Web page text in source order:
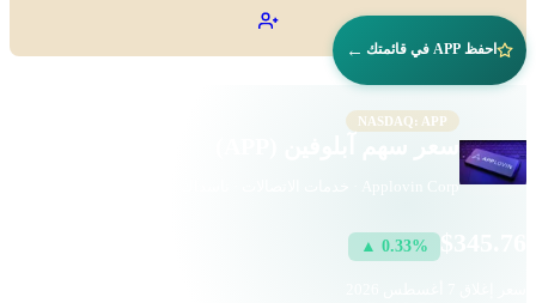
احفظ APP في قائمتك ←
NASDAQ: APP
سعر سهم آبلوفين (APP)
Applovin Corp · خدمات الاتصالات · ناسداك
▲ 0.33%